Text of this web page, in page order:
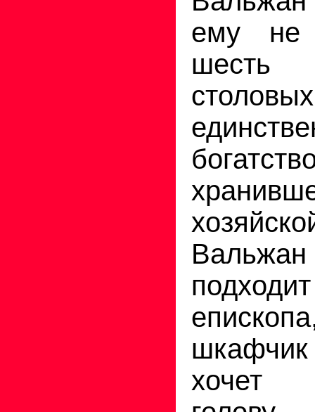
ему не
шесть
хочет